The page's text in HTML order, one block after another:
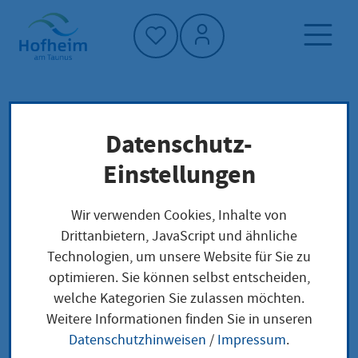
Startseite"
Klimaschutz und Umwelt
Klima im Alltag
Nachhaltigkeit und Konsum
Fairtrade in Hofheim
Fairtrade in Hofheim
Hofheim am Taunus hat seit 2012 den Titel
Fairtrade-Stadt. Seitdem wächst vor Ort ein
Datenschutz-
Einstellungen
Wir verwenden Cookies, Inhalte von
Drittanbietern, JavaScript und ähnliche
Technologien, um unsere Website für Sie zu
optimieren. Sie können selbst entscheiden,
welche Kategorien Sie zulassen möchten.
Weitere Informationen finden Sie in unseren
Datenschutzhinweisen / Impressum.